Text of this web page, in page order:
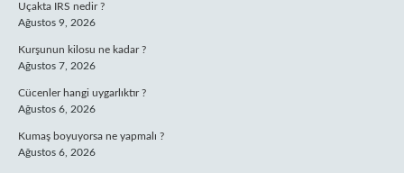
Uçakta IRS nedir ?
Ağustos 9, 2026
Kurşunun kilosu ne kadar ?
Ağustos 7, 2026
Cücenler hangi uygarlıktır ?
Ağustos 6, 2026
Kumaş boyuyorsa ne yapmalı ?
Ağustos 6, 2026